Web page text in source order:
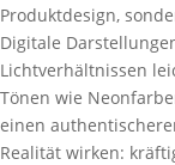
Produktdesign,
Digitale
Lichtverhältnissen
Tönen wie
einen
Realität wirken: